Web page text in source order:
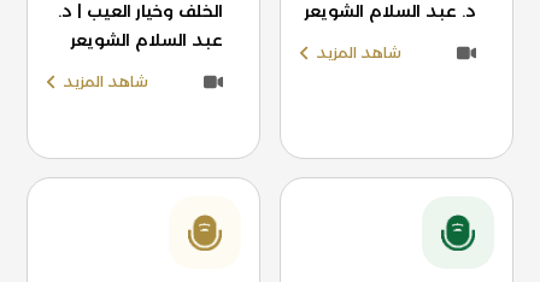
د. عبد السلام الشويعر
شاهد المزيد
الخلف وخيار العيب | د.
عبد السلام الشويعر
شاهد المزيد